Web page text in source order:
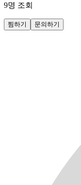
9명 조회
찜하기 문의하기